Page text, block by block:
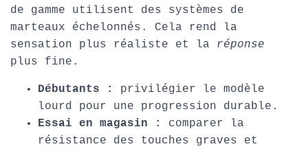
de gamme utilisent des systèmes de
marteaux échelonnés. Cela rend la
sensation plus réaliste et la réponse
plus fine.
Débutants :
privilégier le modèle
lourd pour une progression durable.
Essai en magasin :
comparer la
résistance des touches graves et